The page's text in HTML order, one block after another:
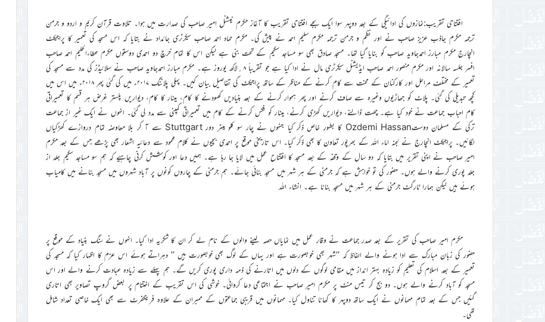
افتتاحی تقریب:نمازوں کی ادائیگی کے بعد دوپہر سوا ایک بجے افتتاحی تقریب کا آغاز مکرم نیشنل امیر صاحب کی صدارت میں ہوا۔ تلاوت قرآن کریم و اردو و جرمن
ترجمہ مکرم جاذب عزیز صاحب نے اور نظم و جرمن ترجمہ مکرم سلیم احمد نے پیش کی۔ مکرم حماد احمد صاحب سیکرٹری جائداد نے بتایا کہ اس مسجد کی تعمیر کا پراجیکٹ
انچارج مکرم مبارز احمدجاوید صاحب کو بنایا گیا تھا۔ مسجد صادق بھی سو مساجد سکیم کے تحت بنی ہے لیکن اس کا تمام خرچ دو احمدی دوستوں مکرم عطاءالحلیم احمد صاحب
افسر جلسہ سالانہ اور مکرم منصور احمد صاحب ایڈیشنل سیکرٹری مال نے ادا کیا ہے جو تقریباً ۸؍لاکھ یوروز ہے۔ مکرم مبارز احمدجاوید صاحب نے سلائیڈز کی مدد سے مسجد کی
تعمیر کے مختلف مراحل اور کارکنان کے محنت سے کام کرنے کے مناظر کے ساتھ پراجیکٹ کی تفاصیل بیان کیں۔ پہلی پلاننگ ۲۰۱۷ء میں کی گئی پھر ۲۰۱۸ء میں اس میں
کچھ تبدیلی کی گئی۔ پلاٹ کو جھاڑیوں وغیرہ سے صاف کرنے اور پھر ہموار کرنے کے بعد بنیادیں کھودنے کا کام، مینار کا کام، دیواریں پلستر غرض ہر قسم کا تعمیراتی
کام احباب جماعت نے خود کیا ہے۔ چھت ڈالنے، دیواریں کھڑی کرنے، مینار کو فکس کرنے کے کام میں تعمیراتی کمپنی سے مدد لی گئی۔ انہوں نے ایک غیر از جماعت
ترکی کے مسلمان دوستOzdemi Hassan کا بطور خاص ذکر کیا جنہوں نے چار سو کلو میٹر دور Stuttgart سے آ کر بلا معاوضہ تمام دروازے کھڑکیاں
لگائیں۔ پراجیکٹ انچارج نے لجنہ اماء اللہ کے بھرپور تعاون کا بھی ذکر کیا۔ اس تاریخی موقع پر احمدی بچیوں نے کلام محمود سے دعائیہ اشعار بھی پڑھے جس کے بعد مکرم
امیر صاحب نے اپنی تقریر میں بتایا کہ دو سال کے وقفہ کے بعد مسجد کا افتتاح عمل میں لایا جا رہا ہے۔ ہمیں دعا اور کوشش کرنی چاہیے کہ ہم سو مساجد سکیم جلد از
جلد پوری کرنے والے ہوں۔ حضور کی تو خواہش ہے کہ جرمنی کے ہر شہر میں مسجد بنائی جائے۔ ہم جرمنی کے چاروں کونوں پر آباد شہروں میں مسجد بنانے میں کامیاب
ہوئے ہیں لیکن ہمارا ٹارگٹ جرمنی کے ہر شہر میں مسجد بنانا ہے۔ انشاء اللہ
مکرم امیر صاحب کی تقریر کے بعد صدر جماعت نے وقار عمل میں نمایاں حصہ لینے والوں کے نام لے کر ان کا شکریہ ادا کیا۔ انہوں نے سنگ بنیاد کے موقع پر
حضور کی زبان مبارک سے ادا ہونے والے الفاظ کہ ‘‘شہر بھی خوبصورت ہے اور یہاں کے لوگ بھی خوبصورت ہیں ’’ دہراتے ہوئے اس عزم کا اظہار کیا کہ مسجد کی
تعمیر کے بعد اسلام کی تعلیم کو زیادہ بہتر انداز میں مقامی لوگوں کے دلوں میں اتارنے کی ذمہ داری پوری کریں گے۔ ہم پہلے سے زیادہ عبادت کرنے والے اور اس
مسجد کو آباد کرنے والے ہوں۔ دو بج کر تیس منٹ پر مکرم امیر صاحب نے اجتماعی دعا کروائی۔ خوشی کی اس تقریب کے اختتام پر بعض گروپ تصاویر بھی اتاری
گئیں جس کے بعد تمام مہمانوں نے ایک ساتھ دوپہر کا کھانا تناول کیا۔ مہمانوں میں قریبی جماعتوں کے ممبران کے علاوہ فرینکفرٹ سے بھی ایک خاصی تعداد شامل
تھی۔